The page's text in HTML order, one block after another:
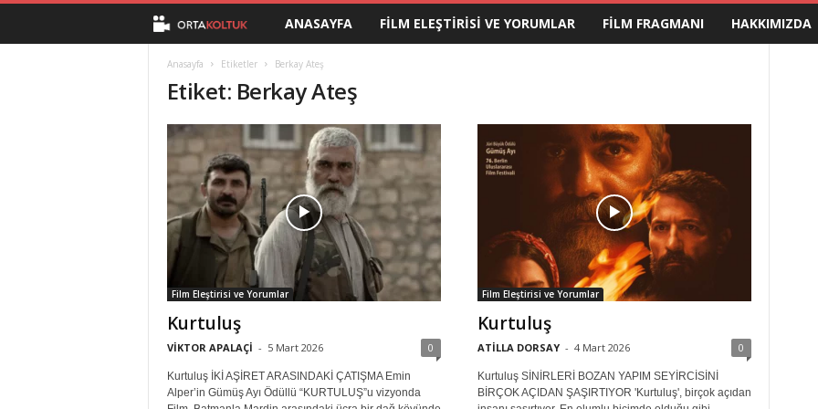
t
a
K
o
t
u
k
ANASAYFA FILM ELEŞTIRISI VE YORUMLAR FILM FRAGMANI HAKKIMIZDA
Anasayfa Etiketler Berkay Ateş
Etiket: Berkay Ateş
Film Eleştirisi ve Yorumlar
Kurtuluş
VİKTOR APALAÇİ - 5 Mart 2026 0
Kurtuluş İKİ AŞİRET ARASINDAKİ ÇATIŞMA Emin
Alper’in Gümüş Ayı Ödüllü “KURTULUŞ”u vizyonda
Film Eleştirisi ve Yorumlar
Kurtuluş
ATİLLA DORSAY - 4 Mart 2026 0
Kurtuluş SİNİRLERİ BOZAN YAPIM SEYİRCİSİNİ
BİRÇOK AÇIDAN ŞAŞIRTIYOR 'Kurtuluş', birçok açıdan